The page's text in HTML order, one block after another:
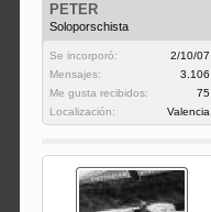
PETER
Soloporschista
Se incorporó:
2/10/07
Mensajes:
3.106
Me gusta recibidos:
75
Localización:
Valencia